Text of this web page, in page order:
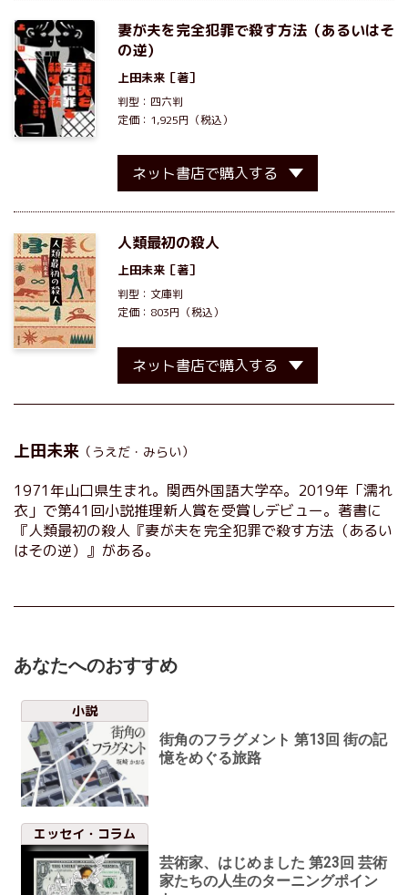
妻が夫を完全犯罪で殺す方法（あるいはそ
の逆）
上田未来 ［著］
判型：四六判
定価：1,925円（税込）
ネット書店で購入する
人類最初の殺人
上田未来 ［著］
判型：文庫判
定価：803円（税込）
ネット書店で購入する
上田未来 （うえだ・みらい）
1971年山口県生まれ。関西外国語大学卒。2019年「濡れ
衣」で第41回小説推理新人賞を受賞しデビュー。著書に
『人類最初の殺人『妻が夫を完全犯罪で殺す方法（あるい
はその逆）』がある。
あなたへのおすすめ
小説
街角のフラグメント 第13回 街の記
憶をめぐる旅路
エッセイ・コラム
芸術家、はじめました 第23回 芸術
家たちの人生のターニングポイン